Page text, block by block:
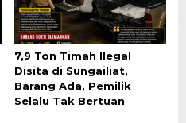
7,9 Ton Timah Ilegal
Disita di Sungailiat,
Barang Ada, Pemilik
Selalu Tak Bertuan